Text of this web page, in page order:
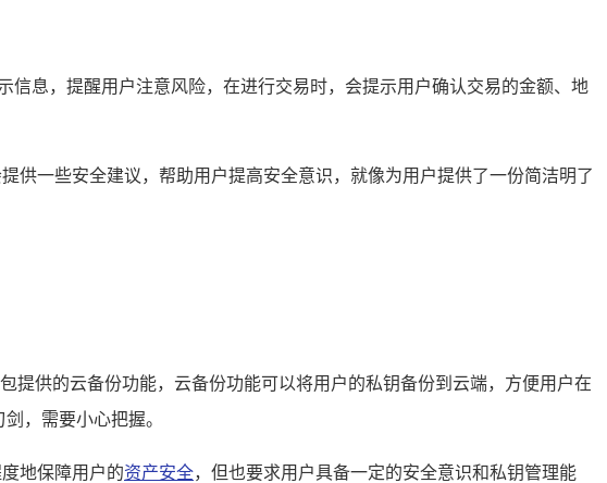
息，提醒用户注意风险，在进行交易时，会提示用户确认交易的金额、地
供一些安全建议，帮助用户提高安全意识，就像为用户提供了一份简洁明了
提供的云备份功能，云备份功能可以将用户的私钥备份到云端，方便用户在
，需要小心把握。
地保障用户的资产安全，但也要求用户具备一定的安全意识和私钥管理能